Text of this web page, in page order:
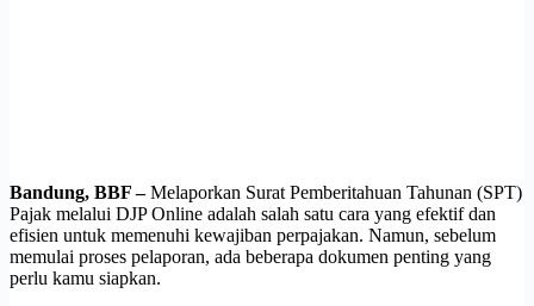
Bandung, BBF –Melaporkan Surat Pemberitahuan Tahunan (SPT)
Pajak melalui DJP Online adalah salah satu cara yang efektif dan
efisien untuk memenuhi kewajiban perpajakan. Namun, sebelum
memulai proses pelaporan, ada beberapa dokumen penting yang
perlu kamu siapkan.